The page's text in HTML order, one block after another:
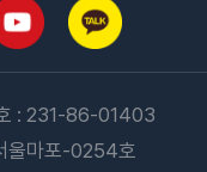
: 231-86-01403
울마포-0254호